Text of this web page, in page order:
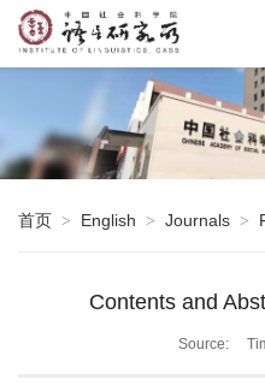
首页 > English > Journals >
Contents and
Source: